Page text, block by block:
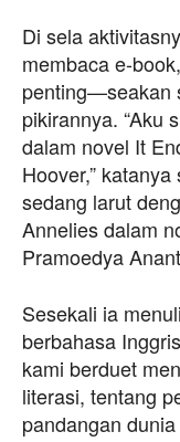
Di sela
membaca e-
penting—seakan
pikirannya. “Aku
dalam novel It
Hoover,”
sedang larut
Annelies dalam
Pramoedya
Sesekali ia
berbahasa
kami berduet
literasi, tentang
pandangan